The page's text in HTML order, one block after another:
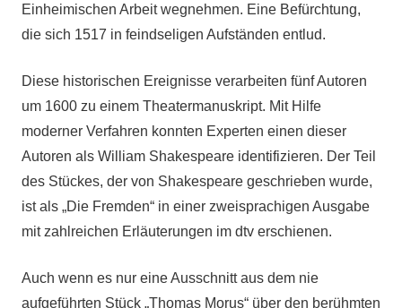
Einheimischen Arbeit wegnehmen. Eine Befürchtung,
die sich 1517 in feindseligen Aufständen entlud.
Diese historischen Ereignisse verarbeiten fünf Autoren
um 1600 zu einem Theatermanuskript. Mit Hilfe
moderner Verfahren konnten Experten einen dieser
Autoren als William Shakespeare identifizieren. Der Teil
des Stückes, der von Shakespeare geschrieben wurde,
ist als „Die Fremden“ in einer zweisprachigen Ausgabe
mit zahlreichen Erläuterungen im dtv erschienen.
Auch wenn es nur eine Ausschnitt aus dem nie
aufgeführten Stück „Thomas Morus“ über den berühmten